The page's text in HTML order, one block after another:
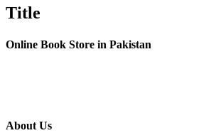
view
Title
Online Book Store in Pakistan
About Us